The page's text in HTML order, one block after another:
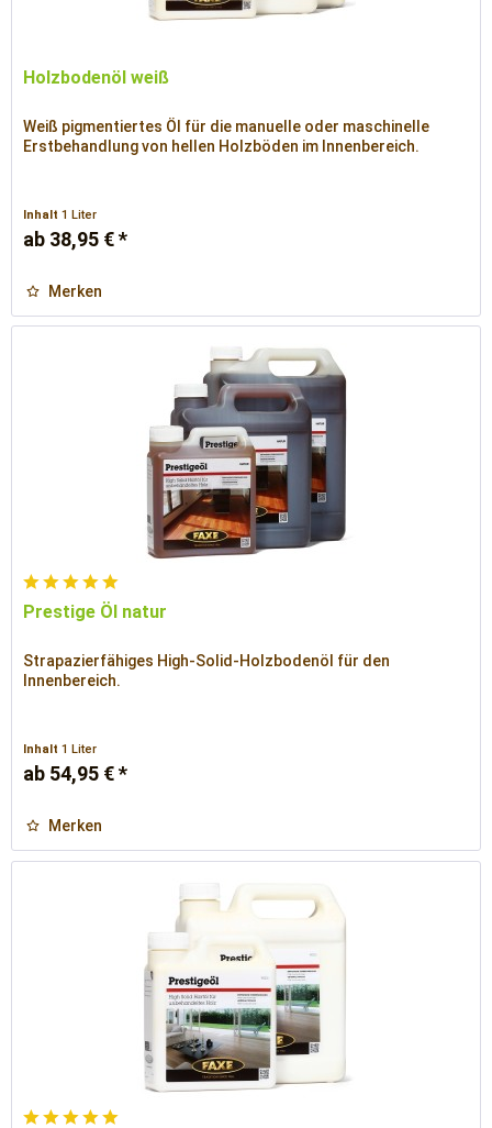
Holzbodenöl weiß
Weiß pigmentiertes Öl für die manuelle oder maschinelle
Erstbehandlung von hellen Holzböden im Innenbereich.
Inhalt1 Liter
ab 38,95 € *
Merken
Prestige Öl natur
Strapazierfähiges High-Solid-Holzbodenöl für den
Innenbereich.
Inhalt1 Liter
ab 54,95 € *
Merken